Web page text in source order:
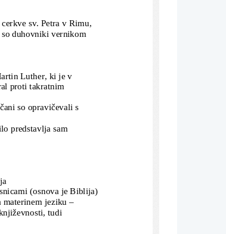
sv. Petra v Rimu,
duhovniki vernikom
Luther, ki je v
proti takratnim
so opravičevali s
predstavlja sam
(osnova je Biblija)
materinem jeziku –
tudi